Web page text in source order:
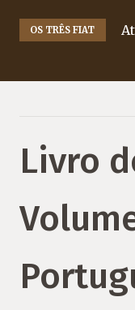
OS TRÊS FIAT
Livro